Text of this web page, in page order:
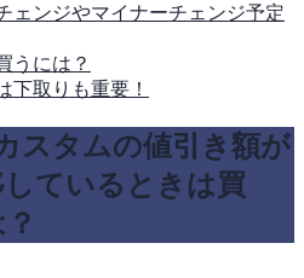
ェンジやマイナーチェンジ予定
うには？
下取りも重要！
スタムの値引き額が
ているときは買